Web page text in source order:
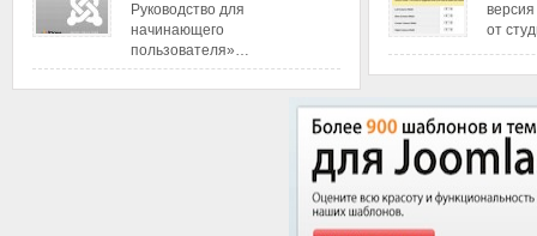
Руководство для
начинающего
пользователя»…
от